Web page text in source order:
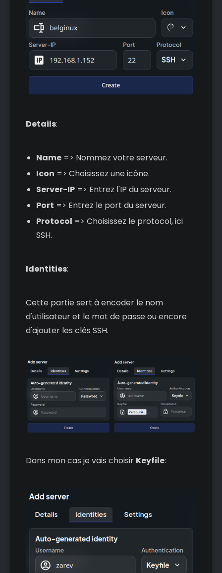
Details:
Name=> Nommez votre serveur.
Icon => Choisissez une icône.
Server-IP=> Entrez l'IP du serveur.
Port => Entrez le port du serveur.
Protocol => Choisissez le protocol, ici
SSH.
Identities:
Cette partie sert à encoder le nom
d'utilisateur et le mot de passe ou encore
d'ajouter les clés SSH.
Dans mon cas je vais choisir Keyfile: